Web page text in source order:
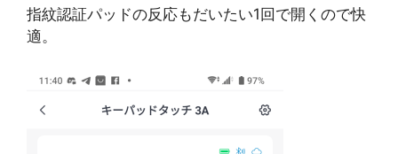
指紋認証パッドの反応もだいたい1回で開くので快
適。